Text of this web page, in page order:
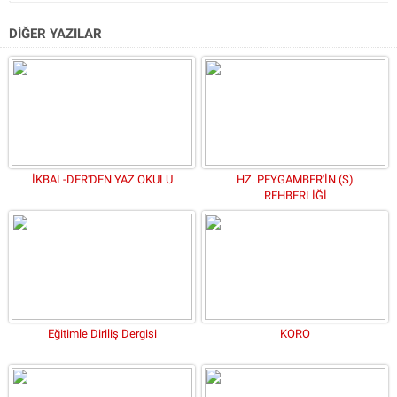
DİĞER YAZILAR
İKBAL-DER'DEN YAZ OKULU
HZ. PEYGAMBER'İN (S)
REHBERLİĞİ
Eğitimle Diriliş Dergisi KORO